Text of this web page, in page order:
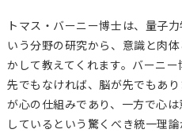
トマス・バーニー博士は、量子
いう分野の研究から、意識と肉
かして教えてくれます。バーニ
先でもなければ、脳が先でもあ
が心の仕組みであり、一方で心
しているという驚くべき統一理論